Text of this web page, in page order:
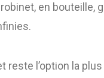
en bouteille,
reste l’option la